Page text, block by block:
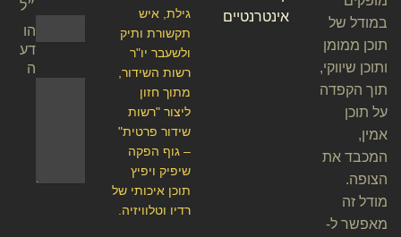
״ל
הו
דע
ה
גילת, איש
תקשורת ותיק
ולשעבר יו"ר
רשות השידור,
מתוך חזון
ליצור "רשות
שידור פרטית"
– גוף הפקה
שיפיק ויפיץ
תוכן איכותי של
רדיו וטלוויזיה.
אינטרנטיים
במודל של
תוכן ממומן
ותוכן שיווקי,
תוך הקפדה
על תוכן
אמין,
המכבד את
הצופה.
מודל זה
מאפשר ל-